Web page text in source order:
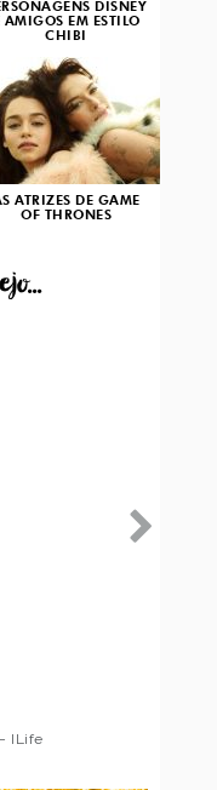
DISNEY
AMIGOS EM ESTILO
CHIBI
ATRIZES DE GAME
OF THRONES